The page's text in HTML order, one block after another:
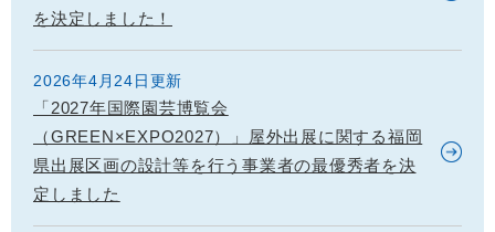
を決定しました！
2026年4月24日更新
「2027年国際園芸博覧会
（GREEN×EXPO2027）」屋外出展に関する福岡
県出展区画の設計等を行う事業者の最優秀者を決
定しました